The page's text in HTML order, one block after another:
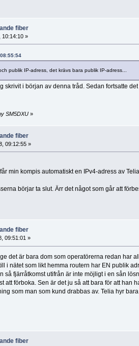
fiber
10:14:10 »
publik IP-adress, det krävs bara publik IP-adress...
skrivit i början av denna tråd. Sedan fortsatte
SM5DXU»
fiber
09:12:55 »
min kompis automatiskt en IPv4-adress av
börjar ta slut. Ärr det något som går att
fiber
09:51:01 »
det är bara dom som operatörerna redan har
i nätet som likt hemma routern har EN publik
så fjärråtkomst utifrån är inte möjligt i en sån
att förboka. Sen är det ju så att bara för att han
som man som kund drabbas av. Telia hyr
fiber